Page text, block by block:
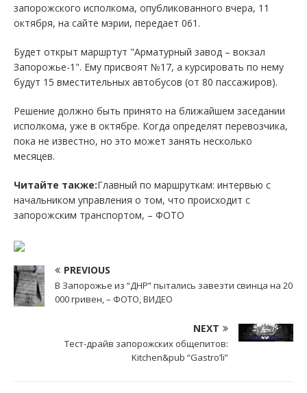
запорожского исполкома, опубликованного вчера, 11
октября, на сайте мэрии, передает 061.
Будет открыт маршртут "Арматурный завод – вокзал
Запорожье-1". Ему присвоят №17, а курсировать по нему
будут 15 вместительных автобусов (от 80 пассажиров).
Решение должно быть принято на ближайшем заседании
исполкома, уже в октябре. Когда определят перевозчика,
пока не известно, но это может занять несколько
месяцев.
Читайте также:Главный по маршруткам: интервью с
начальником управления о том, что происходит с
запорожским транспортом, – ФОТО
PREVIOUS
В Запорожье из “ДНР” пытались завезти свинца на 20
000 гривен, – ФОТО, ВИДЕО
NEXT
Тест-драйв запорожских общепитов:
Kitchen&pub “Gastro’li”